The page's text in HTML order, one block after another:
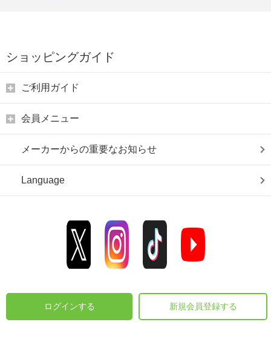
ショッピングガイド
ご利用ガイド
会員メニュー
メーカーからの重要なお知らせ
Language
ログインする 新規会員登録する